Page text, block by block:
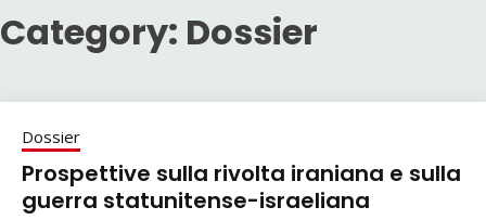
Category: Dossier
Dossier
Prospettive sulla rivolta iraniana e sulla
guerra statunitense-israeliana